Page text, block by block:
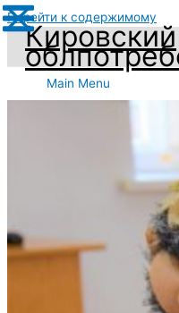
Перейти к содержимому
Кировский
Main Menu